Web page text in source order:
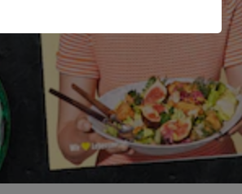
Herausgeber der Seite findest du